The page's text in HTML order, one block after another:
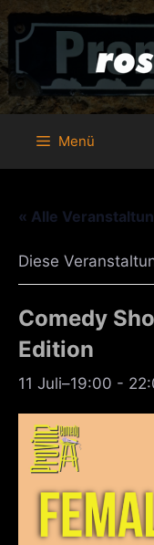
Zum
Inhalt
springen
Menü
« Alle
Diese
Comedy
Edition
11 Juli–19:00 -